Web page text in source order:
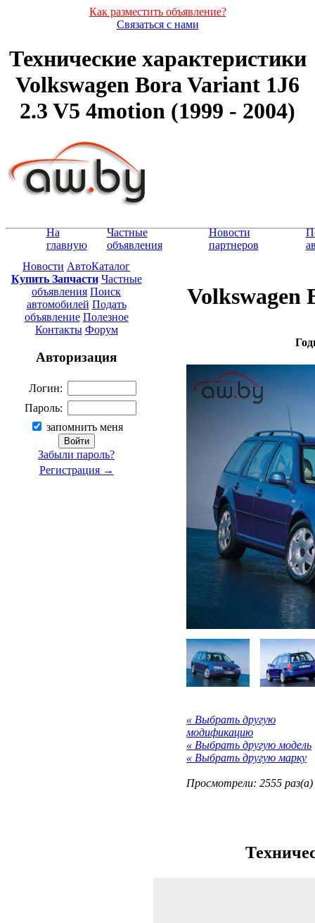
Как разместить объявление?
Связаться с нами
Технические характеристики
Volkswagen Bora Variant 1J6
2.3 V5 4motion (1999 - 2004)
На
главную
Частные
объявления
Новости
партнеров
Новости АвтоКаталог
Купить Запчасти Частные
объявления Поиск
автомобилей Подать
объявление Полезное
Контакты Форум
Авторизация
Логин:
Пароль:
запомнить меня
Забыли пароль?
Регистрация →
Volkswagen
« Выбрать другую
модификацию
« Выбрать другую модель
« Выбрать другую марку
Просмотрели: 2555 раз(а)